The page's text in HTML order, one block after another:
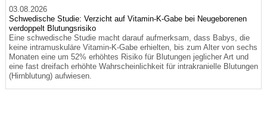
03.08.2026
Schwedische Studie: Verzicht auf Vitamin-K-Gabe bei Neugeborenen
verdoppelt Blutungsrisiko
Eine schwedische Studie macht darauf aufmerksam, dass Babys, die
keine intramuskuläre Vitamin-K-Gabe erhielten, bis zum Alter von sechs
Monaten eine um 52% erhöhtes Risiko für Blutungen jeglicher Art und
eine fast dreifach erhöhte Wahrscheinlichkeit für intrakranielle Blutungen
(Hirnblutung) aufwiesen.